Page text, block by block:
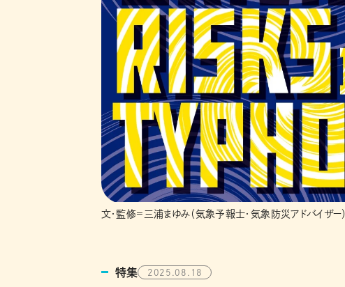
文・監修=三浦まゆみ（気象予報士・気象防災アドバイザー）
特集 2025.08.18